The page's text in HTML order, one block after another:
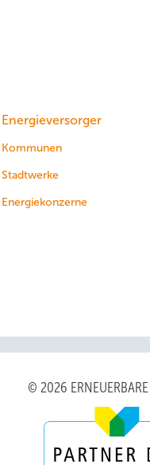
Energieversorger
Kommunen
Stadtwerke
Energiekonzerne
© 2026